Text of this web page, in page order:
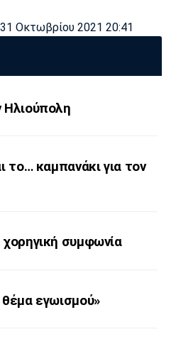
Οκτωβρίου 2021 20:41
Ηλιούπολη
το… καμπανάκι για τον
συμφωνία
εγωισμού»